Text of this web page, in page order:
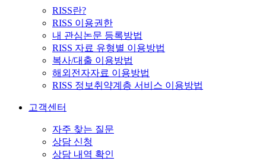
RISS란?
RISS 이용권한
내 관심논문 등록방법
RISS 자료 유형별 이용방법
복사/대출 이용방법
해외전자자료 이용방법
RISS 정보취약계층 서비스 이용방법
고객센터
자주 찾는 질문
상담 신청
상담 내역 확인